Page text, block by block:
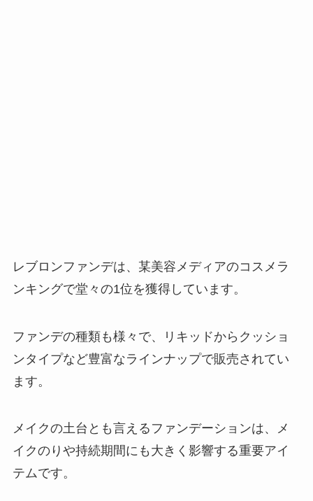
レブロンファンデは、某美容メディアのコスメラ
ンキングで堂々の1位を獲得しています。
ファンデの種類も様々で、リキッドからクッショ
ンタイプなど豊富なラインナップで販売されてい
ます。
メイクの土台とも言えるファンデーションは、メ
イクのりや持続期間にも大きく影響する重要アイ
テムです。